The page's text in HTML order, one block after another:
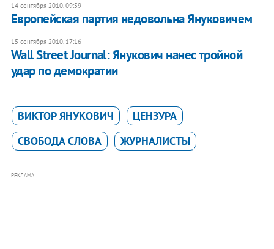
14 сентября 2010, 09:59
Европейская партия недовольна Януковичем
15 сентября 2010, 17:16
Wall Street Journal: Янукович нанес тройной
удар по демократии
ВИКТОР ЯНУКОВИЧ
ЦЕНЗУРА
СВОБОДА СЛОВА
ЖУРНАЛИСТЫ
РЕКЛАМА